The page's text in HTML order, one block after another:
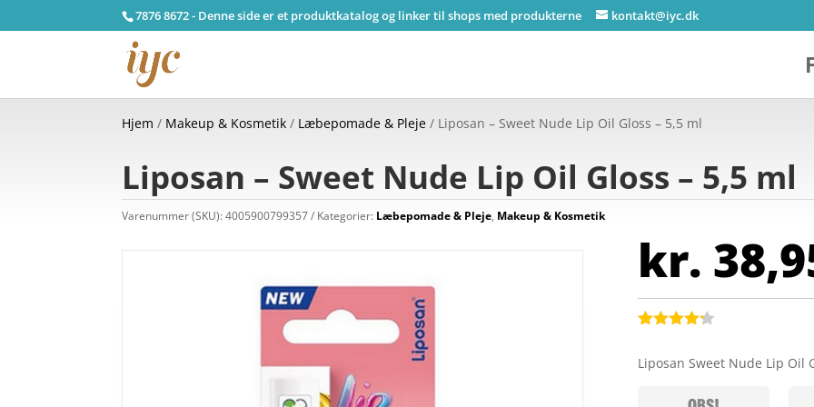
7876 8672 - Denne side er et produktkatalog og linker til shops med produkterne kontakt@iyc.dk
Hjem / Makeup & Kosmetik / Læbepomade & Pleje / Liposan – Sweet Nude Lip Oil Gloss – 5,5 ml
Liposan – Sweet Nude Lip Oil Gloss – 5,5 ml
Varenummer (SKU):4005900799357 Kategorier: Læbepomade & Pleje, Makeup & Kosmetik
kr.
ud af 5
Liposan Sweet Nude Lip Oil